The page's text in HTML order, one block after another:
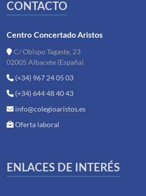
CONTACTO
Centro Concertado Aristos
C/ Obispo Tagaste, 23
02005 Albacete (España)
(+34) 967 24 05 03
(+34) 644 48 40 43
info@colegioaristos.es
Oferta laboral
ENLACES DE INTERÉS